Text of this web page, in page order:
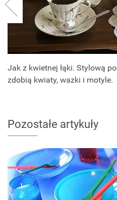
Jak z kwietnej łąki. Stylową
zdobią kwiaty, wazki i motyle.
Pozostałe artykuły